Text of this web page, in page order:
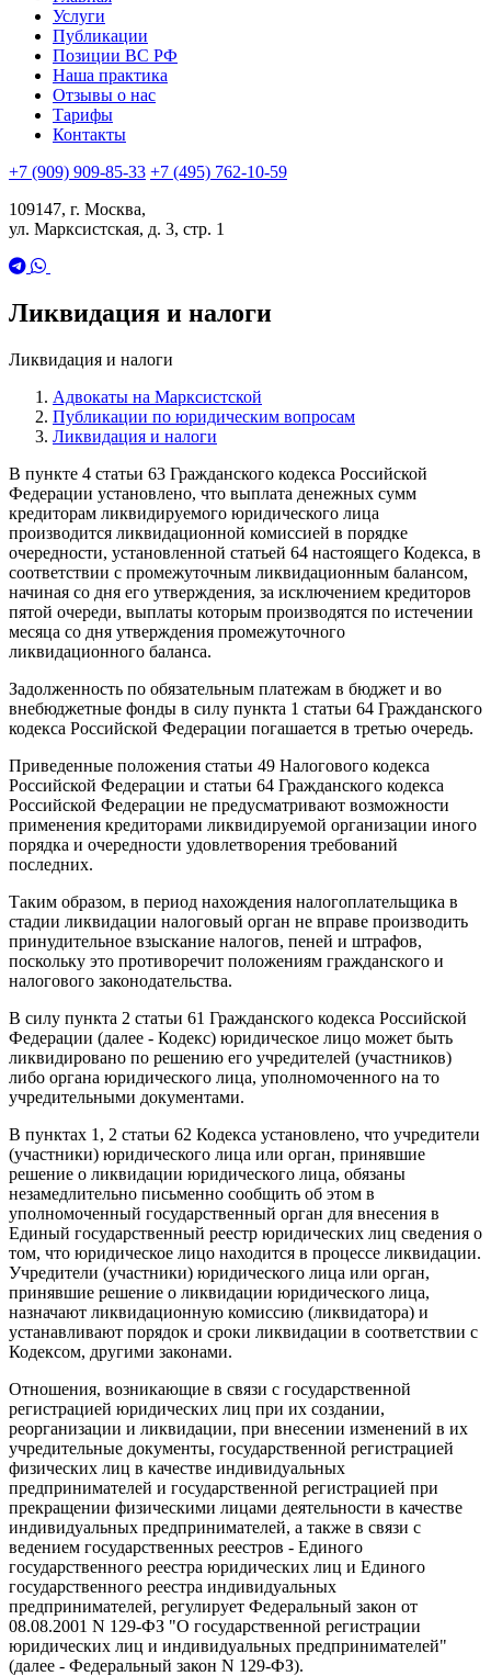
Услуги
Публикации
Позиции ВС РФ
Наша практика
Отзывы о нас
Тарифы
Контакты
+7 (909) 909-85-33 +7 (495) 762-10-59
109147, г. Москва,
ул. Марксистская, д. 3, стр. 1
Ликвидация и налоги
Ликвидация и налоги
Адвокаты на Марксистской
Публикации по юридическим вопросам
Ликвидация и налоги
В пункте 4 статьи 63 Гражданского кодекса Российской
Федерации установлено, что выплата денежных сумм
кредиторам ликвидируемого юридического лица
производится ликвидационной комиссией в порядке
очередности, установленной статьей 64 настоящего Кодекса, в
соответствии с промежуточным ликвидационным балансом,
начиная со дня его утверждения, за исключением кредиторов
пятой очереди, выплаты которым производятся по истечении
месяца со дня утверждения промежуточного
ликвидационного баланса.
Задолженность по обязательным платежам в бюджет и во
внебюджетные фонды в силу пункта 1 статьи 64 Гражданского
кодекса Российской Федерации погашается в третью очередь.
Приведенные положения статьи 49 Налогового кодекса
Российской Федерации и статьи 64 Гражданского кодекса
Российской Федерации не предусматривают возможности
применения кредиторами ликвидируемой организации иного
порядка и очередности удовлетворения требований
последних.
Таким образом, в период нахождения налогоплательщика в
стадии ликвидации налоговый орган не вправе производить
принудительное взыскание налогов, пеней и штрафов,
поскольку это противоречит положениям гражданского и
налогового законодательства.
В силу пункта 2 статьи 61 Гражданского кодекса Российской
Федерации (далее - Кодекс) юридическое лицо может быть
ликвидировано по решению его учредителей (участников)
либо органа юридического лица, уполномоченного на то
учредительными документами.
В пунктах 1, 2 статьи 62 Кодекса установлено, что учредители
(участники) юридического лица или орган, принявшие
решение о ликвидации юридического лица, обязаны
незамедлительно письменно сообщить об этом в
уполномоченный государственный орган для внесения в
Единый государственный реестр юридических лиц сведения о
том, что юридическое лицо находится в процессе ликвидации.
Учредители (участники) юридического лица или орган,
принявшие решение о ликвидации юридического лица,
назначают ликвидационную комиссию (ликвидатора) и
устанавливают порядок и сроки ликвидации в соответствии с
Кодексом, другими законами.
Отношения, возникающие в связи с государственной
регистрацией юридических лиц при их создании,
реорганизации и ликвидации, при внесении изменений в их
учредительные документы, государственной регистрацией
физических лиц в качестве индивидуальных
предпринимателей и государственной регистрацией при
прекращении физическими лицами деятельности в качестве
индивидуальных предпринимателей, а также в связи с
ведением государственных реестров - Единого
государственного реестра юридических лиц и Единого
государственного реестра индивидуальных
предпринимателей, регулирует Федеральный закон от
08.08.2001 N 129-ФЗ "О государственной регистрации
юридических лиц и индивидуальных предпринимателей"
(далее - Федеральный закон N 129-ФЗ).